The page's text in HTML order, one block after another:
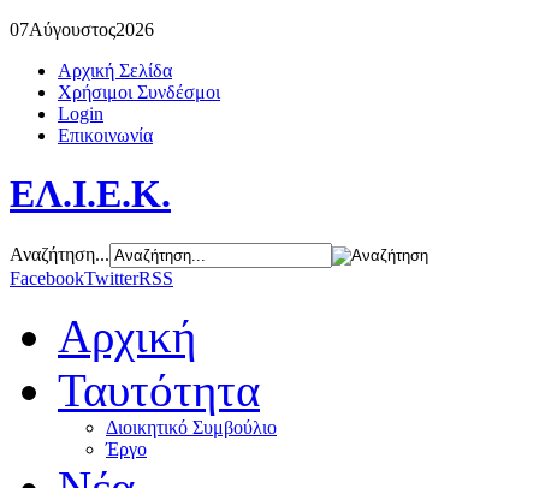
07Αύγουστος2026
Αρχική Σελίδα
Χρήσιμοι Συνδέσμοι
Login
Επικοινωνία
ΕΛ.Ι.Ε.Κ.
Αναζήτηση...
FacebookTwitterRSS
Αρχική
Ταυτότητα
Διοικητικό Συμβούλιο
Έργο